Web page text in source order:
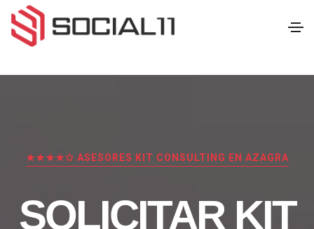
★★★★✩ ASESORES KIT CONSULTING EN AZAGRA
SOLICITAR KIT